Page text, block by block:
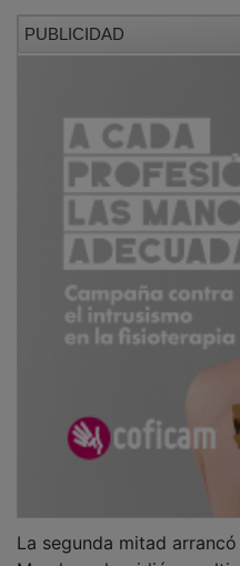
Marchamalo pidió penalti